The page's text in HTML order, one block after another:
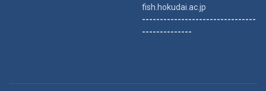
fish.hokudai.ac.jp
--------------------------------
--------------